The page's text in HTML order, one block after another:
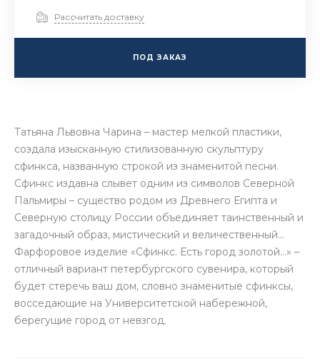
Рассчитать доставку
ПОД ЗАКАЗ
Татьяна Львовна Чарина – мастер мелкой пластики,
создала изысканную стилизованную скульптуру
сфинкса, названную строкой из знаменитой песни.
Сфинкс издавна слывет одним из символов Северной
Пальмиры – существо родом из Древнего Египта и
Северную столицу России объединяет таинственный и
загадочный образ, мистический и величественный...
Фарфоровое изделие «Сфинкс. Есть город золотой…» –
отличный вариант петербургского сувенира, который
будет стеречь ваш дом, словно знаменитые сфинксы,
восседающие на Университетской набережной,
берегущие город от невзгод.